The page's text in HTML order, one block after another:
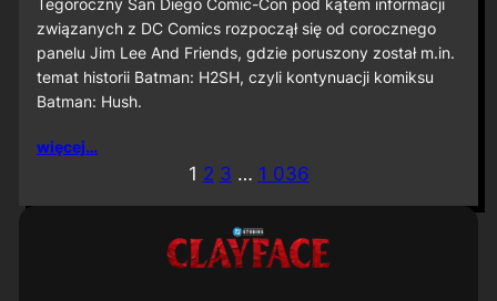
D
C
2
Tegoroczny San Diego Comic-Con pod kątem informacji
związanych z DC Comics rozpoczął się od corocznego
panelu Jim Lee And Friends, gdzie poruszony został m.in.
temat historii Batman: H2SH, czyli kontynuacji komiksu
Batman: Hush.
więcej…
1 2 3 … 1 036